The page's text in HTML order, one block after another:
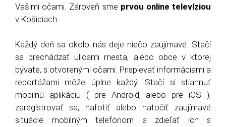
Vašimi očami. Zároveň sme prvou online televíziou
v Košiciach.
Každý deň sa okolo nás deje niečo zaujímavé. Stačí
sa prechádzať ulicami mesta, alebo obce v ktorej
bývate, s otvorenými očami. Prispievať informáciami a
reportážami môže úplne každý. Stačí si stiahnuť
mobilnú aplikáciu ( pre Android, alebo pre iOS ),
zaregistrovať sa, nafotiť alebo natočiť zaujímavé
situácie mobilným telefónom a zdieľať ich s